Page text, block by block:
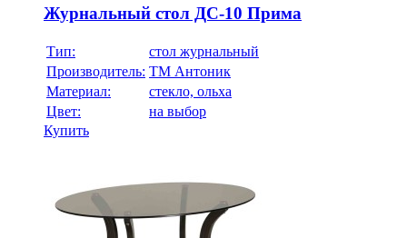
Журнальный стол ДС-10 Прима
Тип:
стол журнальный
Производитель: ТМ Антоник
Материал:
стекло, ольха
Цвет:
на выбор
Купить